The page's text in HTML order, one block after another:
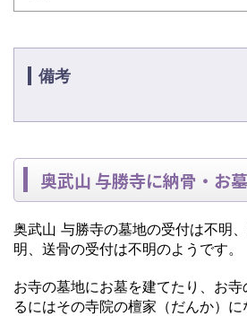
備考
奥武山 与勝寺に納骨・お
奥武山 与勝寺の墓地の受付は不明
明、送骨の受付は不明のようです。
お寺の墓地にお墓を建てたり、お
るにはその寺院の檀家（だんか）に